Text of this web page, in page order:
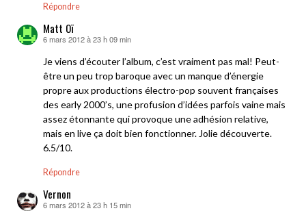
Répondre
Matt Oï
dit :
6 mars 2012 à 23 h 09 min
Je viens d’écouter l’album, c’est vraiment pas mal! Peut-
être un peu trop baroque avec un manque d’énergie
propre aux productions électro-pop souvent françaises
des early 2000’s, une profusion d’idées parfois vaine mais
assez étonnante qui provoque une adhésion relative,
mais en live ça doit bien fonctionner. Jolie découverte.
6.5/10.
Répondre
Vernon
dit :
6 mars 2012 à 23 h 15 min